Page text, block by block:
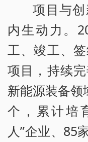
项目与
内生动力。
工、竣工、
项目，持续
新能源装备
个，累计培
人”企业、85